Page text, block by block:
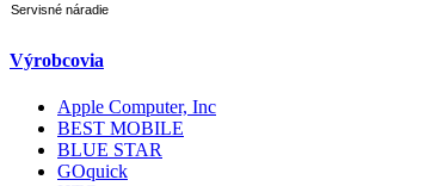
Servisné náradie
Výrobcovia
Apple Computer, Inc
BEST MOBILE
BLUE STAR
GOquick